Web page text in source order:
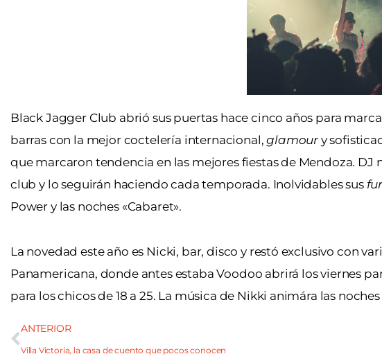
Black Jagger Club abrió sus puertas hace cinco años para
barras con la mejor coctelería internacional,glamour y
que marcaron tendencia en las mejores fiestas de Mendoza.
club y lo seguirán haciendo cada temporada. Inolvidables sus
Power y las noches «Cabaret».
La novedad este año es Nicki, bar, disco y restó exclusivo con
Panamericana, donde antes estaba Voodoo abrirá los viernes
para los chicos de 18 a 25. La música de Nikki animára las
ANTERIOR
Villa Victoria, la casa de cuento que pocos conocen